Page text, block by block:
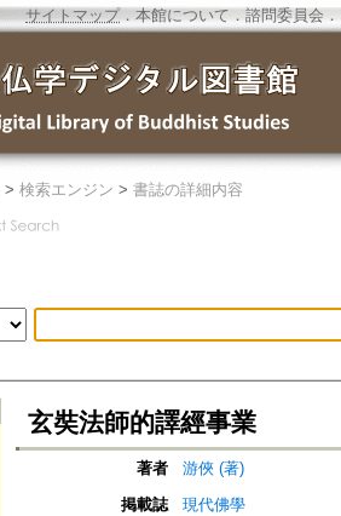
サイトマップ．本館について ． 諮問委員会 ．
> 検索エンジン > 書誌の詳細内容
玄奘法師的譯經事業
著者
游俠 (著)
掲載誌
現代佛學